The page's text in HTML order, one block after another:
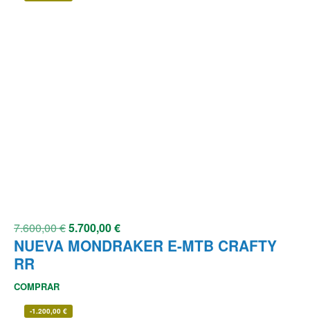
7.600,00€5.700,00€
NUEVA MONDRAKER E-MTB CRAFTY
RR
COMPRAR
-1.200,00 €